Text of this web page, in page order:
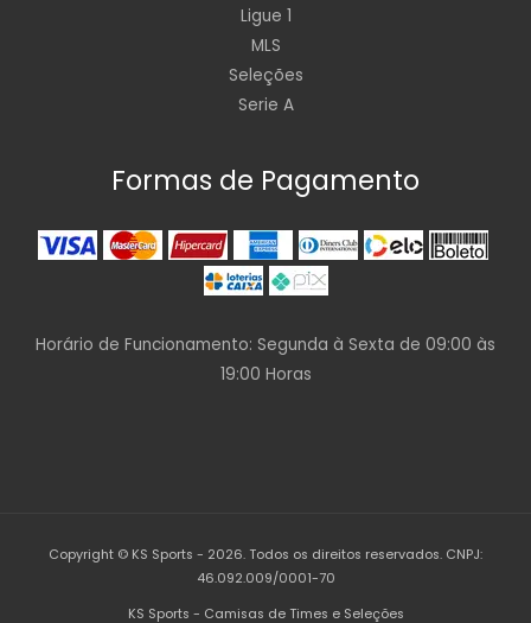
Ligue 1
MLS
Seleções
Serie A
Formas de Pagamento
Horário de Funcionamento: Segunda à Sexta de 09:00 às
19:00 Horas
Copyright © KS Sports - 2026. Todos os direitos reservados. CNPJ:
46.092.009/0001-70
KS Sports - Camisas de Times e Seleções